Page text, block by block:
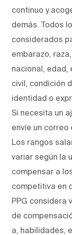
continuo y
demás. Todos
considerados
embarazo,
nacional,
civil, condición
identidad o
Si necesita un
envíe un correo
Los rangos
variar según la
compensar a
competitiva en
PPG considera
de
a, habilidades,